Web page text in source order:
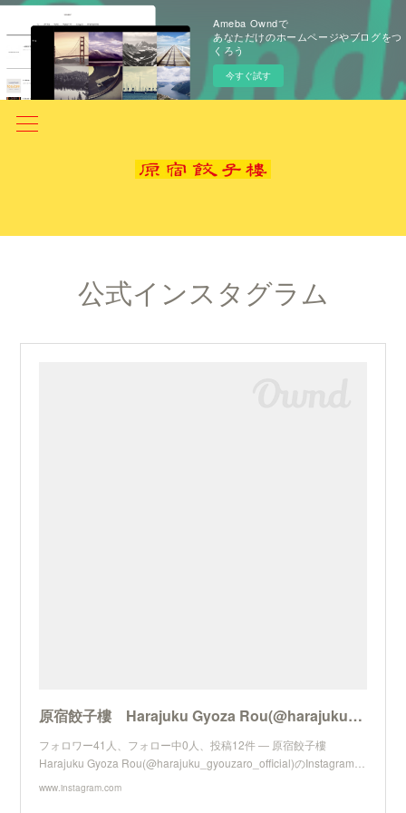
Ameba Owndで
あなただけのホームページやブログをつ
くろう
今すぐ試す
公式インスタグラム
原宿餃子樓 Harajuku Gyoza Rou(@harajuku_gyouzaro_official) • Instagram写真と動画
フォロワー41人、フォロー中0人、投稿12件 ― 原宿餃子樓
Harajuku Gyoza Rou(@harajuku_gyouzaro_official)のInstagram…
www.instagram.com